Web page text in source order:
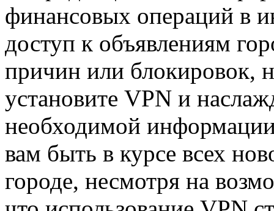
финансовых операций в
доступ к объявлениям
причин или блокировок,
установите VPN и
необходимой
вам быть в курсе всех
городе, несмотря на